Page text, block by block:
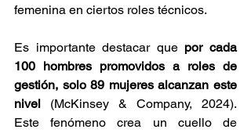
femenina en ciertos roles técnicos.
Es importante destacar que por cada
100 hombres promovidos a roles de
gestión, solo 89 mujeres alcanzan este
nivel (McKinsey & Company, 2024).
Este fenómeno crea un cuello de